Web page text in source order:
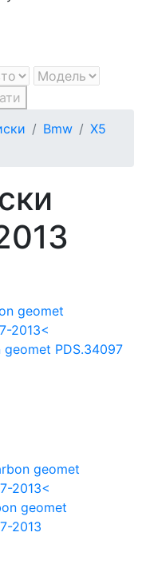
Bmw
X5
geomet PDS.34097
geomet
2013